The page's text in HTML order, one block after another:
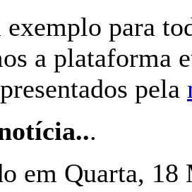
para
a plataforma
pela
.
em Quarta, 18